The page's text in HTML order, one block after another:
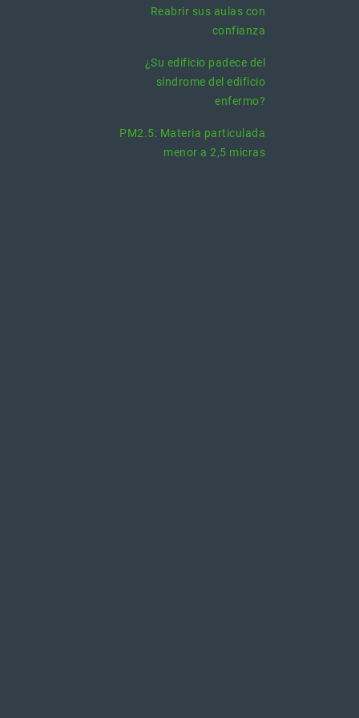
Reabrir sus aulas con
confianza
¿Su edificio padece del
síndrome del edificio
enfermo?
PM2.5: Materia particulada
menor a 2,5 micras